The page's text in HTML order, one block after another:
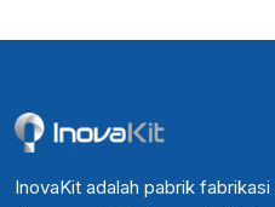
InovaKit adalah pabrik